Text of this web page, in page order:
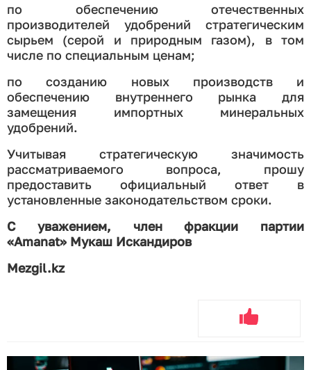
по обеспечению отечественных
производителей удобрений стратегическим
сырьем (серой и природным газом), в том
числе по специальным ценам;
по созданию новых производств и
обеспечению внутреннего рынка для
замещения импортных минеральных
удобрений.
Учитывая стратегическую значимость
рассматриваемого вопроса, прошу
предоставить официальный ответ в
установленные законодательством сроки.
С уважением, член фракции партии
«Amanat» Мукаш Искандиров
Mezgil.kz